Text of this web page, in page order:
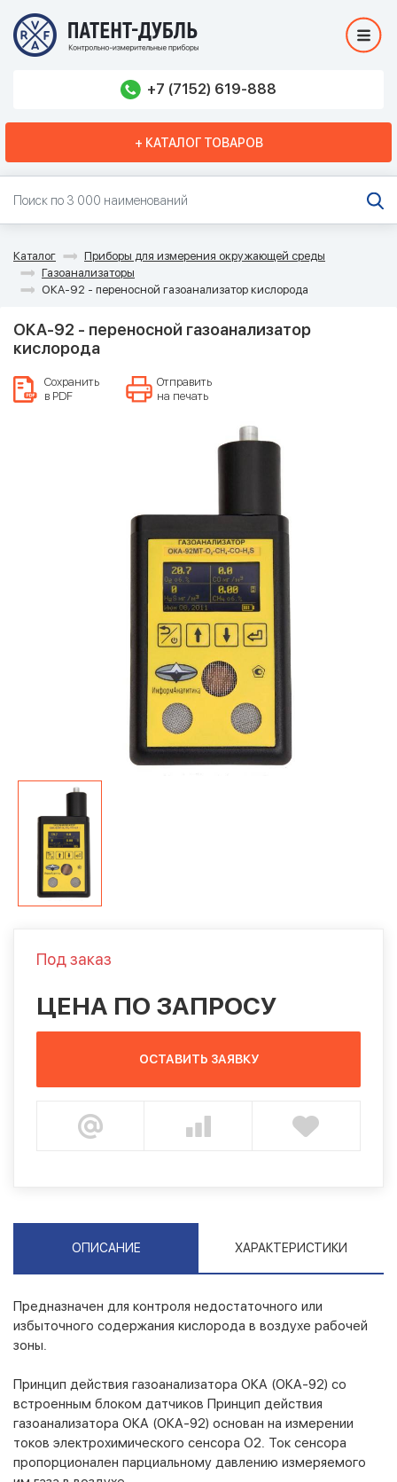
+7 (7152) 619-888
+ КАТАЛОГ ТОВАРОВ
Каталог
Приборы для измерения окружающей среды
Газоанализаторы
ОКА-92 - переносной газоанализатор кислорода
ОКА-92 - переносной газоанализатор
кислорода
Сохранить
в PDF
Отправить
на печать
Под заказ
ЦЕНА ПО ЗАПРОСУ
ОСТАВИТЬ ЗАЯВКУ
ОПИСАНИЕ ХАРАКТЕРИСТИКИ
Предназначен для контроля недостаточного или
избыточного содержания кислорода в воздухе рабочей
зоны.
Принцип действия газоанализатора ОКА (ОКА-92) со
встроенным блоком датчиков Принцип действия
газоанализатора ОКА (ОКА-92) основан на измерении
токов электрохимического сенсора О2. Ток сенсора
пропорционален парциальному давлению измеряемого